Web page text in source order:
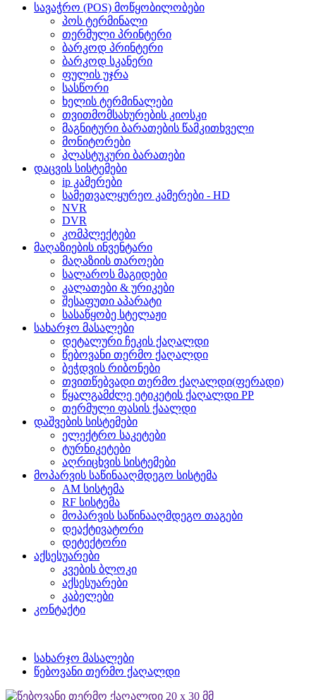
სავაჭრო (POS) მოწყობილობები
პოს ტერმინალი
თერმული პრინტერი
ბარკოდ პრინტერი
ბარკოდ სკანერი
ფულის უჯრა
სასწორი
ხელის ტერმინალები
თვითმომსახურების კიოსკი
მაგნიტური ბარათების წამკითხველი
მონიტორები
პლასტუკური ბარათები
დაცვის სისტემები
ip კამერები
სამეთვალყურეო კამერები - HD
NVR
DVR
კომპლექტები
მაღაზიების ინვენტარი
მაღაზიის თაროები
სალაროს მაგიდები
კალათები & ურიკები
შესაფუთი აპარატი
სასაწყობე სტელაჟი
სახარჯო მასალები
დეტალური ჩეკის ქაღალდი
წებოვანი თერმო ქაღალდი
ბეჭდვის რიბონები
თვითწებვადი თერმო ქაღალდი(ფერადი)
წყალგამძლე ეტიკეტის ქაღალდი PP
თერმული ფასის ქაალდი
დაშვების სისტემები
ელექტრო საკეტები
ტურნიკეტები
აღრიცხვის სისტემები
მოპარვის საწინააღმდეგო სისტემა
AM სისტემა
RF სისტემა
მოპარვის საწინააღმდეგო თაგები
დეაქტივატორი
დეტექტორი
აქსესუარები
კვების ბლოკი
აქსესუარები
კაბელები
კონტაქტი
სახარჯო მასალები
წებოვანი თერმო ქაღალდი